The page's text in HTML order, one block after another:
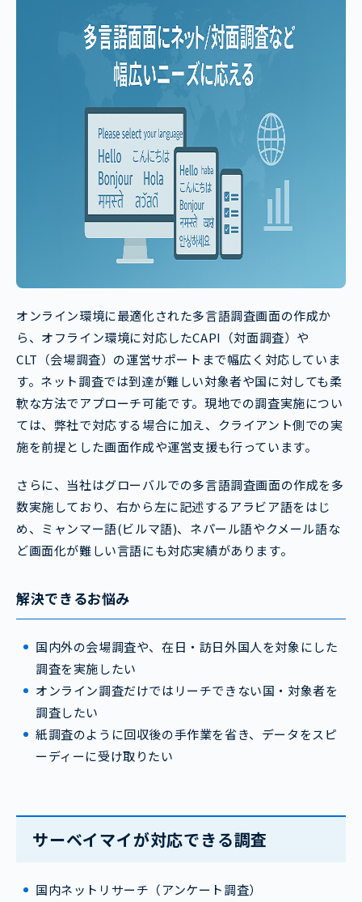
オンライン環境に最適化された多言語調査画面の作成か
ら、オフライン環境に対応したCAPI（対面調査）や
CLT（会場調査）の運営サポートまで幅広く対応していま
す。ネット調査では到達が難しい対象者や国に対しても柔
軟な方法でアプローチ可能です。現地での調査実施につい
ては、弊社で対応する場合に加え、クライアント側での実
施を前提とした画面作成や運営支援も行っています。
さらに、当社はグローバルでの多言語調査画面の作成を多
数実施しており、右から左に記述するアラビア語をはじ
め、ミャンマー語(ビルマ語)、ネパール語やクメール語な
ど画面化が難しい言語にも対応実績があります。
解決できるお悩み
国内外の会場調査や、在日・訪日外国人を対象にした
調査を実施したい
オンライン調査だけではリーチできない国・対象者を
調査したい
紙調査のように回収後の手作業を省き、データをスピ
ーディーに受け取りたい
サーベイマイが対応できる調査
国内ネットリサーチ（アンケート調査）